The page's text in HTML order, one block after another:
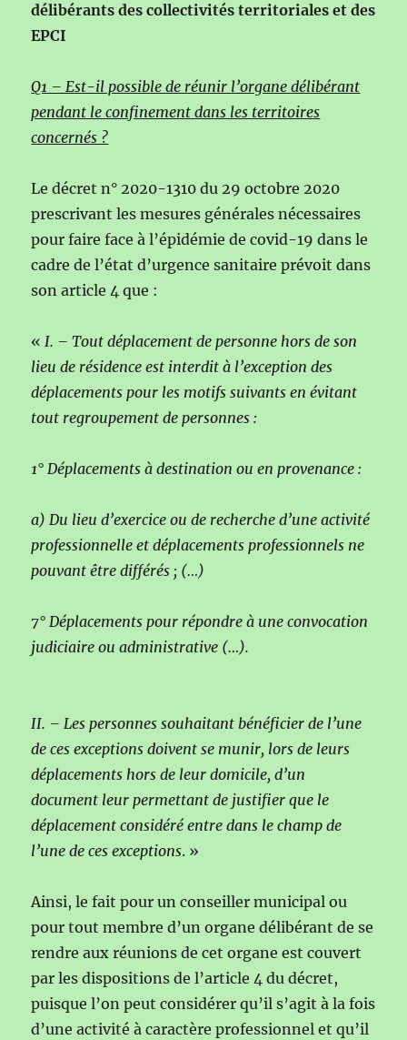
délibérants des collectivités territoriales et des
EPCI
Q1 – Est-il possible de réunir l’organe délibérant
pendant le confinement dans les territoires
concernés ?
Le décret n° 2020-1310 du 29 octobre 2020
prescrivant les mesures générales nécessaires
pour faire face à l’épidémie de covid-19 dans le
cadre de l’état d’urgence sanitaire prévoit dans
son article 4 que :
«I. – Tout déplacement de personne hors de son
lieu de résidence est interdit à l’exception des
déplacements pour les motifs suivants en évitant
tout regroupement de personnes :
1° Déplacements à destination ou en provenance :
a) Du lieu d’exercice ou de recherche d’une activité
professionnelle et déplacements professionnels ne
pouvant être différés ; (…)
7° Déplacements pour répondre à une convocation
judiciaire ou administrative (…).
II. – Les personnes souhaitant bénéficier de l’une
de ces exceptions doivent se munir, lors de leurs
déplacements hors de leur domicile, d’un
document leur permettant de justifier que le
déplacement considéré entre dans le champ de
l’une de ces exceptions. »
Ainsi, le fait pour un conseiller municipal ou
pour tout membre d’un organe délibérant de se
rendre aux réunions de cet organe est couvert
par les dispositions de l’article 4 du décret,
puisque l’on peut considérer qu’il s’agit à la fois
d’une activité à caractère professionnel et qu’il